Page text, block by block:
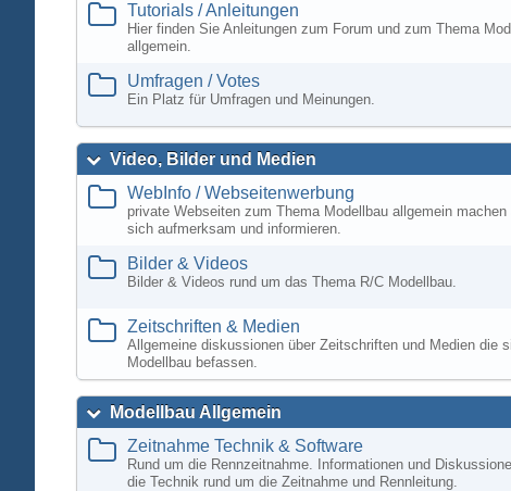
Tutorials / Anleitungen
Hier finden Sie Anleitungen zum Forum und zum Thema
allgemein.
Umfragen / Votes
Ein Platz für Umfragen und Meinungen.
Video, Bilder und Medien
WebInfo / Webseitenwerbung
private Webseiten zum Thema Modellbau allgemein machen
sich aufmerksam und informieren.
Bilder & Videos
Bilder & Videos rund um das Thema R/C Modellbau.
Zeitschriften & Medien
Allgemeine diskussionen über Zeitschriften und Medien die
Modellbau befassen.
Modellbau Allgemein
Zeitnahme Technik & Software
Rund um die Rennzeitnahme. Informationen und
die Technik rund um die Zeitnahme und Rennleitung.